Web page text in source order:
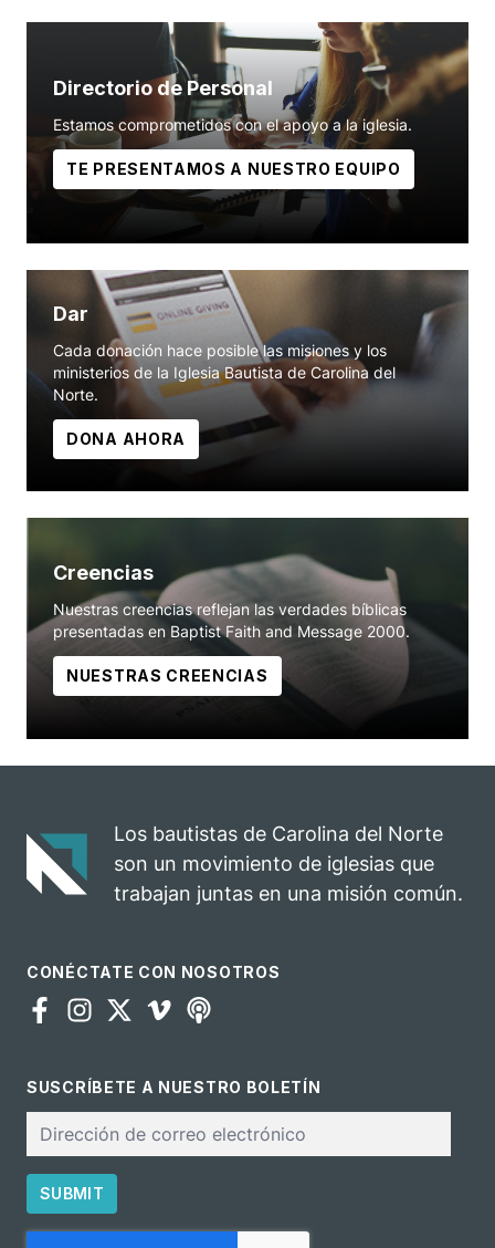
Directorio de Personal
Estamos comprometidos con el apoyo a la iglesia.
TE PRESENTAMOS A NUESTRO EQUIPO
Dar
Cada donación hace posible las misiones y los
ministerios de la Iglesia Bautista de Carolina del
Norte.
DONA AHORA
Creencias
Nuestras creencias reflejan las verdades bíblicas
presentadas en Baptist Faith and Message 2000.
NUESTRAS CREENCIAS
Los bautistas de Carolina del Norte
son un movimiento de iglesias que
trabajan juntas en una misión común.
CONÉCTATE CON NOSOTROS
SUSCRÍBETE A NUESTRO BOLETÍN
electrónico
SUBMIT